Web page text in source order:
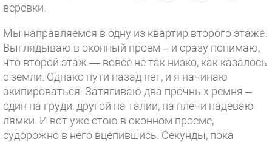
веревки.
Мы направляемся в одну из квартир второго этажа.
Выглядываю в оконный проем – и сразу понимаю,
что второй этаж — вовсе не так низко, как казалось
с земли. Однако пути назад нет, и я начинаю
экипироваться. Затягиваю два прочных ремня –
один на груди, другой на талии, на плечи надеваю
лямки. И вот уже стою в оконном проеме,
судорожно в него вцепившись. Секунды, пока